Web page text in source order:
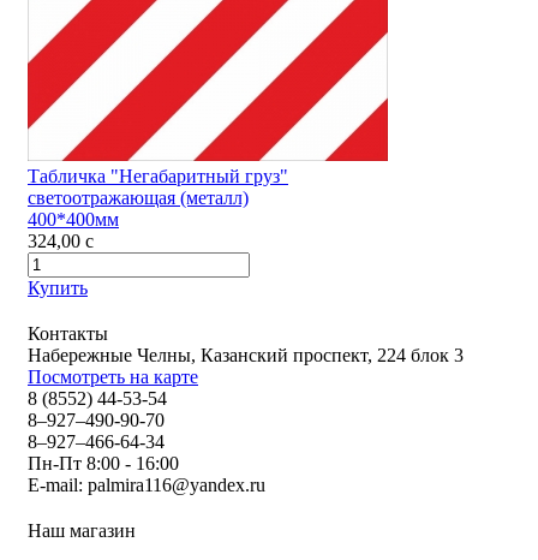
Табличка "Негабаритный груз"
светоотражающая (металл)
400*400мм
324,00 c
Купить
Контакты
Набережные Челны, Казанский проспект, 224 блок 3
Посмотреть на карте
8 (8552) 44-53-54
8–927–490-90-70
8–927–466-64-34
Пн-Пт 8:00 - 16:00
E-mail: palmira116@yandex.ru
Наш магазин